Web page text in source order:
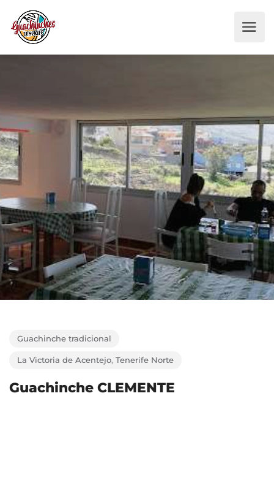
Guachinche tradicional
La Victoria de Acentejo,Tenerife Norte